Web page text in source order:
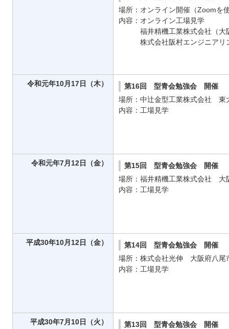
場所：オンライン開催（Zoomを
内容：オンライン工場見学
福井精機工業株式会社（大
株式会社阪村エンジニアリン
令和元年10月17日（木）
第16回 型青会勉強会 開催
場所：中辻金型工業株式会社 東
内容：工場見学
令和元年7月12日（金）
第15回 型青会勉強会 開催
場所：福井精機工業株式会社 大
内容：工場見学
平成30年10月12日（金）
第14回 型青会勉強会 開催
場所：株式会社光伸 大阪府八尾
内容：工場見学
平成30年7月10日（火）
第13回 型青会勉強会 開催